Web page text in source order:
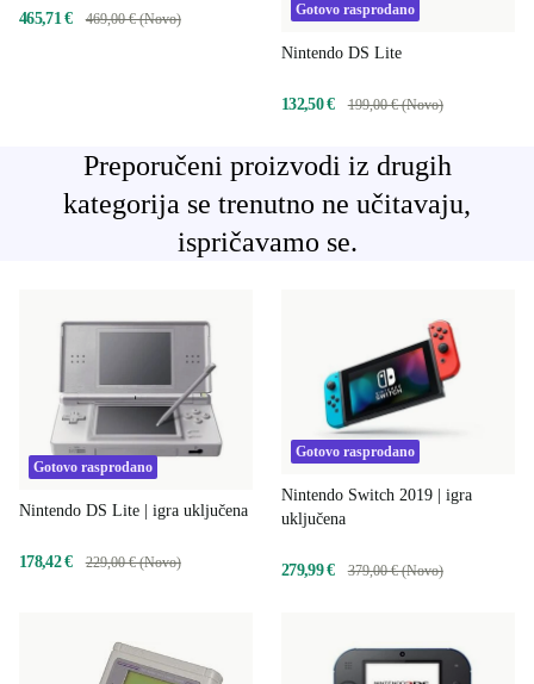
465,71 € 469,00 € (Novo)
Gotovo rasprodano
Nintendo DS Lite
132,50 € 199,00 € (Novo)
Preporučeni proizvodi iz drugih
kategorija se trenutno ne učitavaju,
ispričavamo se.
Gotovo rasprodano
Nintendo DS Lite | igra uključena
178,42 € 229,00 € (Novo)
Gotovo rasprodano
Nintendo Switch 2019 | igra
uključena
279,99 € 379,00 € (Novo)